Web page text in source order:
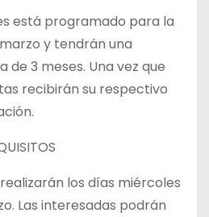
está programado para la
y tendrán una
de 3 meses. Una vez que
recibirán su respectivo
los días miércoles
Las interesadas podrán